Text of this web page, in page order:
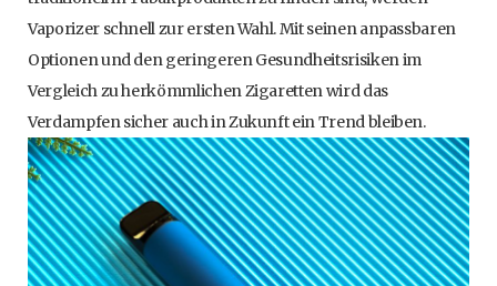
Vaporizer schnell zur ersten Wahl. Mit seinen anpassbaren
Optionen und den geringeren Gesundheitsrisiken im
Vergleich zu herkömmlichen Zigaretten wird das
Verdampfen sicher auch in Zukunft ein Trend bleiben.